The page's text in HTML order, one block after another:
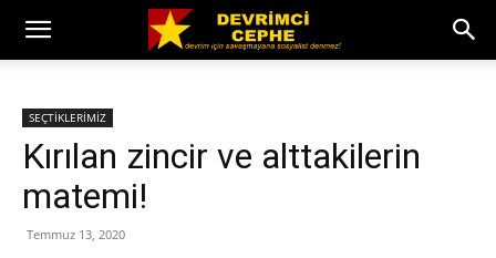
SEÇTİKLERİMİZ
Kırılan zincir ve alttakilerin
matemi!
Temmuz 13, 2020